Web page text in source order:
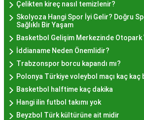
İstanbul'da Nasıl?
Hayır lokması fiyatları İstanbul
mekanlara ve sunulan hizmete
gösterir. Genellikle porsiyon
lokmalarının fiyatları uygun olup,
kalitesiyle uyumlu bir deneyim
farklı mekanlarda çeşitli fiyat
Çelikten kireç nasıl temizlenir?
Skolyoza Hangi Spor İyi Gelir? Doğru
Sağlıklı Bir Yaşam
Basketbol Gelişim Merkezinde Otopark
İddianame Neden Önemlidir?
Trabzonspor borcu kapandı mı?
Polonya Türkiye voleybol maçı kaç kaç
Basketbol halftime kaç dakika
Hangi ilin futbol takımı yok
Beyzbol Türk kültürüne ait midir